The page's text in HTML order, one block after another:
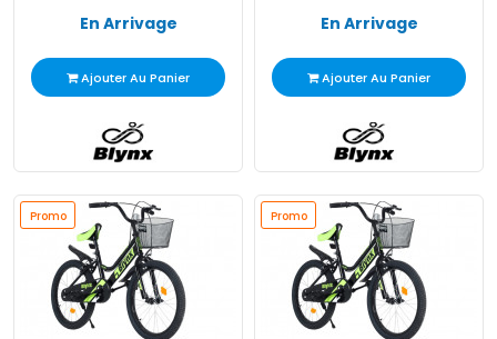
En Arrivage
Ajouter Au Panier
En Arrivage
Ajouter Au Panier
Promo Promo